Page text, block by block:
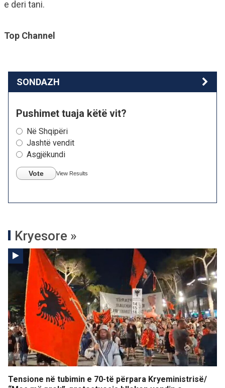
e deri tani.
Top Channel
SONDAZH
Pushimet tuaja këtë vit?
Në Shqipëri
Jashtë vendit
Asgjëkundi
Vote View Results
Kryesore »
Tensione në tubimin e 70-të përpara Kryeministrisë/